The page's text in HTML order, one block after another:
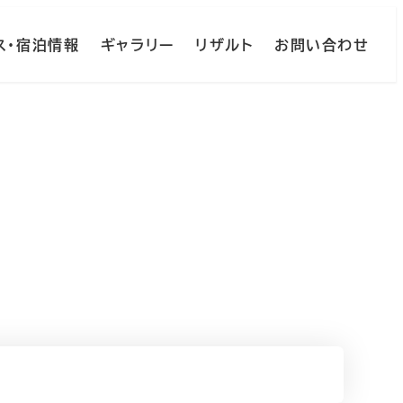
・宿泊情報 ギャラリー リザルト お問い合わせ